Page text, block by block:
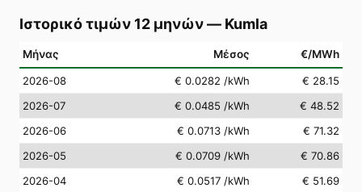
Ιστορικό τιμών 12 μηνών— Kumla
Μήνας Μέσος €/MWh
2026-08 € 0.0282 /kWh
€ 28.15
2026-07
€ 0.0485 /kWh
€ 48.52
2026-06
€ 0.0713 /kWh
€ 71.32
2026-05
€ 0.0709 /kWh
€ 70.86
2026-04
€ 0.0517 /kWh
€ 51.69